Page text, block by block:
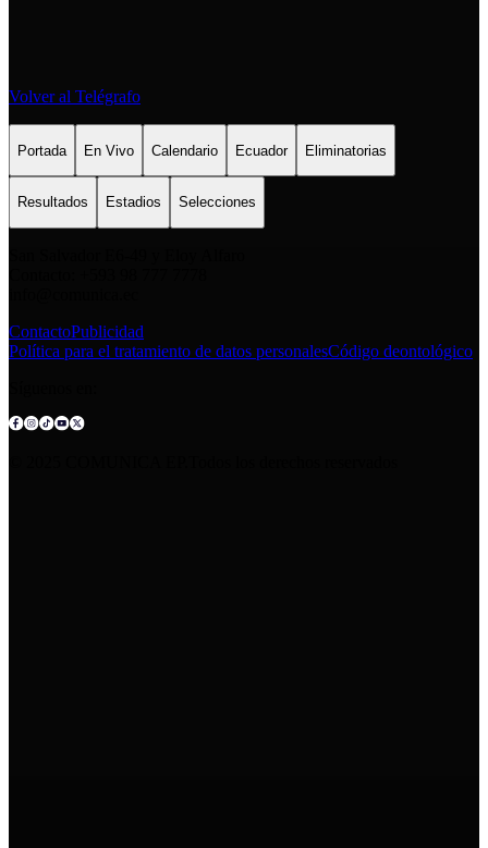
Volver al Telégrafo
Portada En Vivo Calendario Ecuador Eliminatorias
Resultados Estadios Selecciones
ContactoPublicidad
Política para el tratamiento de datos personalesCódigo deontológico